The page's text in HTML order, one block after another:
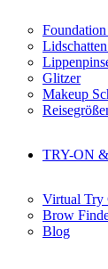
Glitzer
Makeup
TRY-ON
Virtual Try
Brow
Blog